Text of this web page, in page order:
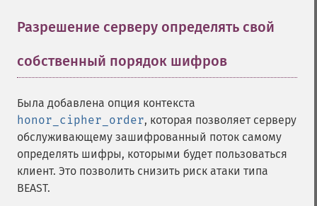
Разрешение серверу определять свой
собственный порядок шифров
Была добавлена опция контекста
honor_cipher_order, которая позволяет серверу
обслуживающему зашифрованный поток самому
определять шифры, которыми будет пользоваться
клиент. Это позволить снизить риск атаки типа
BEAST.